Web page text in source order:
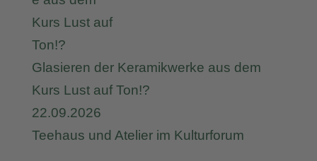
Glasieren der Keramikwerke aus dem
Kurs Lust auf Ton!?
22.09.2026
Teehaus und Atelier im Kulturforum